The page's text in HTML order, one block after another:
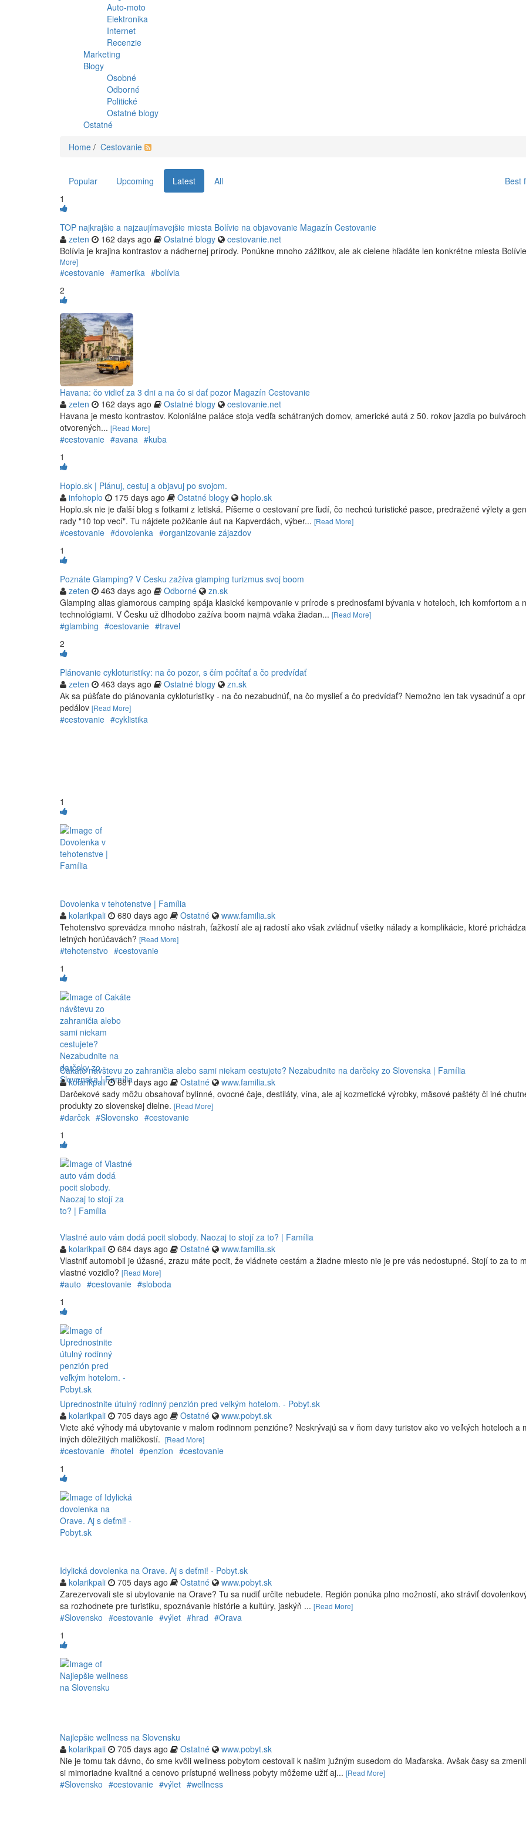
Auto-moto
Elektronika
Internet
Recenzie
Marketing
Blogy
Osobné
Odborné
Politické
Ostatné blogy
Ostatné
Home / Cestovanie
Popular Upcoming Latest All
Best
1
TOP najkrajšie a najzaujímavejšie miesta Bolívie na objavovanie Magazín Cestovanie
zeten
162 days ago Ostatné blogy
cestovanie.net
Bolívia je krajina kontrastov a nádhernej prírody. Ponúkne mnoho zážitkov, ale ak cielene hľadáte len konkrétne miesta
More]
#cestovanie #amerika #bolívia
2
Havana: čo vidieť za 3 dni a na čo si dať pozor Magazín Cestovanie
zeten
162 days ago Ostatné blogy
cestovanie.net
Havana je mesto kontrastov. Koloniálne paláce stoja vedľa schátraných domov, americké autá z 50. rokov jazdia po
otvorených... [Read More]
#cestovanie #avana #kuba
1
Hoplo.sk | Plánuj, cestuj a objavuj po svojom.
infohoplo
175 days ago Ostatné blogy
hoplo.sk
Hoplo.sk nie je ďalší blog s fotkami z letiská. Píšeme o cestovaní pre ľudí, čo nechcú turistické pasce, predražené výlety a
rady "10 top vecí". Tu nájdete požičanie áut na Kapverdách, výber... [Read More]
#cestovanie #dovolenka #organizovanie zájazdov
1
Poznáte Glamping? V Česku zažíva glamping turizmus svoj boom
zeten
463 days ago Odborné
zn.sk
Glamping alias glamorous camping spája klasické kempovanie v prírode s prednosťami bývania v hoteloch, ich komfortom a
technológiami. V Česku už dlhodobo zažíva boom najmä vďaka žiadan... [Read More]
#glambing #cestovanie #travel
2
Plánovanie cykloturistiky: na čo pozor, s čím počítať a čo predvídať
zeten
463 days ago Ostatné blogy
zn.sk
Ak sa púšťate do plánovania cykloturistiky - na čo nezabudnúť, na čo myslieť a čo predvídať? Nemožno len tak vysadnúť a
pedálov [Read More]
#cestovanie #cyklistika
1
Dovolenka v tehotenstve | Família
kolarikpali
680 days ago Ostatné
www.familia.sk
Tehotenstvo sprevádza mnoho nástrah, ťažkostí ale aj radostí ako však zvládnuť všetky nálady a komplikácie, ktoré
letných horúčavách? [Read More]
#tehotenstvo #cestovanie
1
Čakáte návštevu zo zahraničia alebo sami niekam cestujete? Nezabudnite na darčeky zo Slovenska | Família
kolarikpali
681 days ago Ostatné
www.familia.sk
Darčekové sady môžu obsahovať bylinné, ovocné čaje, destiláty, vína, ale aj kozmetické výrobky, mäsové paštéty či iné
produkty zo slovenskej dielne. [Read More]
#darček #Slovensko #cestovanie
1
Vlastné auto vám dodá pocit slobody. Naozaj to stojí za to? | Família
kolarikpali
684 days ago Ostatné
www.familia.sk
Vlastniť automobil je úžasné, zrazu máte pocit, že vládnete cestám a žiadne miesto nie je pre vás nedostupné. Stojí to za to
vlastné vozidlo? [Read More]
#auto #cestovanie #sloboda
1
Uprednostnite útulný rodinný penzión pred veľkým hotelom. - Pobyt.sk
kolarikpali
705 days ago Ostatné
www.pobyt.sk
Viete aké výhody má ubytovanie v malom rodinnom penzióne? Neskrývajú sa v ňom davy turistov ako vo veľkých hoteloch a
iných dôležitých maličkostí. [Read More]
#cestovanie #hotel #penzion #cestovanie
1
Idylická dovolenka na Orave. Aj s deťmi! - Pobyt.sk
kolarikpali
705 days ago Ostatné
www.pobyt.sk
Zarezervovali ste si ubytovanie na Orave? Tu sa nudiť určite nebudete. Región ponúka plno možností, ako stráviť
sa rozhodnete pre turistiku, spoznávanie histórie a kultúry, jaskýň ... [Read More]
#Slovensko #cestovanie #výlet #hrad #Orava
1
Najlepšie wellness na Slovensku
kolarikpali
705 days ago Ostatné
www.pobyt.sk
Nie je tomu tak dávno, čo sme kvôli wellness pobytom cestovali k našim južným susedom do Maďarska. Avšak časy sa
si mimoriadne kvalitné a cenovo prístupné wellness pobyty môžeme užiť aj... [Read More]
#Slovensko #cestovanie #výlet #wellness